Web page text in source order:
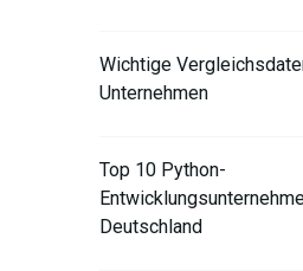
Wichtige
Unternehmen
Top 10 Python-
Deutschland